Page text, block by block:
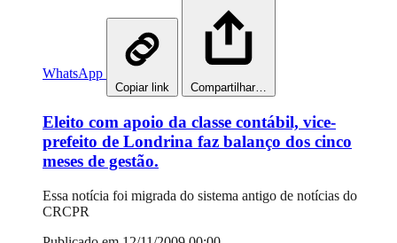
WhatsApp
Copiar link Compartilhar…
Eleito com apoio da classe contábil, vice-
prefeito de Londrina faz balanço dos cinco
meses de gestão.
Essa notícia foi migrada do sistema antigo de notícias do
CRCPR